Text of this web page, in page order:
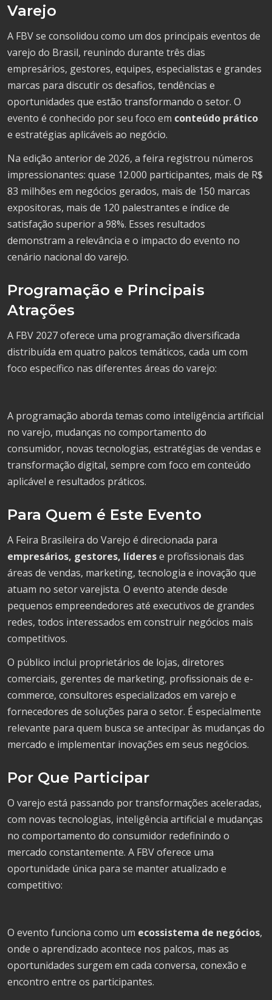
Varejo
A FBV se consolidou como um dos principais eventos de
varejo do Brasil, reunindo durante três dias
empresários, gestores, equipes, especialistas e grandes
marcas para discutir os desafios, tendências e
oportunidades que estão transformando o setor. O
evento é conhecido por seu foco em conteúdo prático
e estratégias aplicáveis ao negócio.
Na edição anterior de 2026, a feira registrou números
impressionantes: quase 12.000 participantes, mais de R$
83 milhões em negócios gerados, mais de 150 marcas
expositoras, mais de 120 palestrantes e índice de
satisfação superior a 98%. Esses resultados
demonstram a relevância e o impacto do evento no
cenário nacional do varejo.
Programação e Principais
Atrações
A FBV 2027 oferece uma programação diversificada
distribuída em quatro palcos temáticos, cada um com
foco específico nas diferentes áreas do varejo:
A programação aborda temas como inteligência artificial
no varejo, mudanças no comportamento do
consumidor, novas tecnologias, estratégias de vendas e
transformação digital, sempre com foco em conteúdo
aplicável e resultados práticos.
Para Quem é Este Evento
A Feira Brasileira do Varejo é direcionada para
empresários, gestores, líderese profissionais das
áreas de vendas, marketing, tecnologia e inovação que
atuam no setor varejista. O evento atende desde
pequenos empreendedores até executivos de grandes
redes, todos interessados em construir negócios mais
competitivos.
O público inclui proprietários de lojas, diretores
comerciais, gerentes de marketing, profissionais de e-
commerce, consultores especializados em varejo e
fornecedores de soluções para o setor. É especialmente
relevante para quem busca se antecipar às mudanças do
mercado e implementar inovações em seus negócios.
Por Que Participar
O varejo está passando por transformações aceleradas,
com novas tecnologias, inteligência artificial e mudanças
no comportamento do consumidor redefinindo o
mercado constantemente. A FBV oferece uma
oportunidade única para se manter atualizado e
competitivo:
O evento funciona como um ecossistema de negócios,
onde o aprendizado acontece nos palcos, mas as
oportunidades surgem em cada conversa, conexão e
encontro entre os participantes.